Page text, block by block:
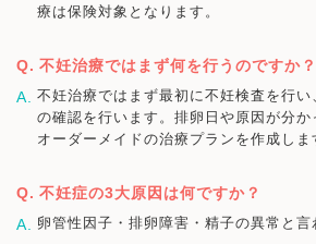
療は保険対象となります。
不妊治療ではまず何を行うのですか？
不妊治療ではまず最初に不妊検査を行い
の確認を行います。排卵日や原因が分か
オーダーメイドの治療プランを作成しま
不妊症の3大原因は何ですか？
卵管性因子・排卵障害・精子の異常と言